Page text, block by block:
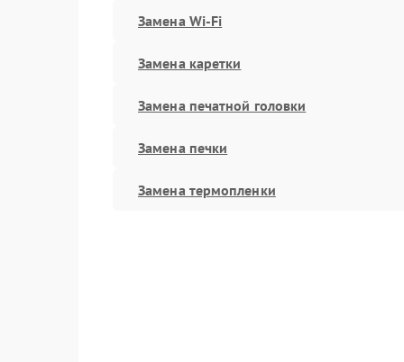
Замена Wi-Fi
Замена каретки
Замена печатной головки
Замена печки
Замена термопленки